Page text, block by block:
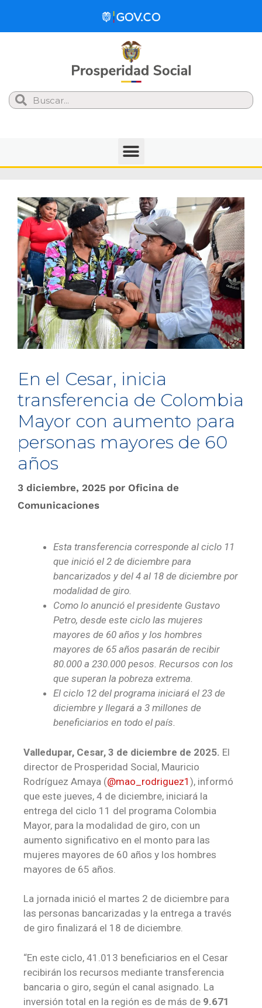
Search
En el Cesar, inicia
transferencia de Colombia
Mayor con aumento para
personas mayores de 60
años
3 diciembre, 2025 por Oficina de
Comunicaciones
Esta transferencia corresponde al ciclo 11
que inició el 2 de diciembre para
bancarizados y del 4 al 18 de diciembre por
modalidad de giro.
Como lo anunció el presidente Gustavo
Petro, desde este ciclo las mujeres
mayores de 60 años y los hombres
mayores de 65 años pasarán de recibir
80.000 a 230.000 pesos. Recursos con los
que superan la pobreza extrema.
El ciclo 12 del programa iniciará el 23 de
diciembre y llegará a 3 millones de
beneficiarios en todo el país.
Valledupar, Cesar, 3 de diciembre de 2025. El
director de Prosperidad Social, Mauricio
Rodríguez Amaya (@mao_rodriguez1 ), informó
que este jueves, 4 de diciembre, iniciará la
entrega del ciclo 11 del programa Colombia
Mayor, para la modalidad de giro, con un
aumento significativo en el monto para las
mujeres mayores de 60 años y los hombres
mayores de 65 años.
La jornada inició el martes 2 de diciembre para
las personas bancarizadas y la entrega a través
de giro finalizará el 18 de diciembre.
“En este ciclo, 41.013 beneficiarios en el Cesar
recibirán los recursos mediante transferencia
bancaria o giro, según el canal asignado. La
inversión total en la región es de más de 9.671